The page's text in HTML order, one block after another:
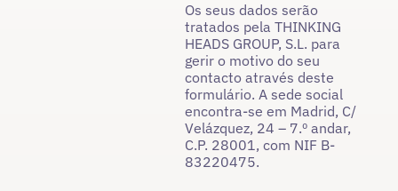
Os seus dados serão
tratados pela THINKING
HEADS GROUP, S.L. para
gerir o motivo do seu
contacto através deste
formulário. A sede social
encontra-se em Madrid, C/
Velázquez, 24 – 7.º andar,
C.P. 28001, com NIF B-
83220475.